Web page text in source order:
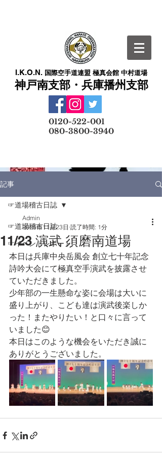
I.K.O.N. 国際空手道連盟 極真会館 中村道場
神戸南支部・兵庫播州支部
0120-522-001
080-3800-3940
記事
☞道場稽古日誌
☞イベントレポート
☞道場稽古日誌
11/23 演武 須磨南道場
Admin
2025年11月23日 読了時間: 1分
本日は兵庫中央岳風会 創立七十年記念
詩吟大会にて極真空手演武を披露させ
ていただきました。
少年部の一生懸命な姿に会場は大いに
盛り上がり、こども達は演武後楽しか
った！またやりたい！と口々に言って
いました😊
本日はこのような機会をいただき誠に
ありがとうございました。